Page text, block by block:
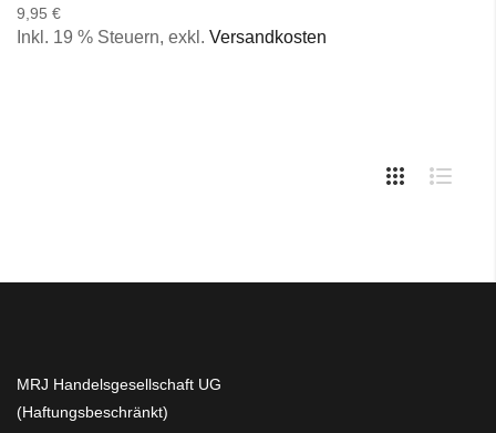
9,95 €
Inkl. 19 % Steuern, exkl. Versandkosten
MRJ Handelsgesellschaft UG
(Haftungsbeschränkt)